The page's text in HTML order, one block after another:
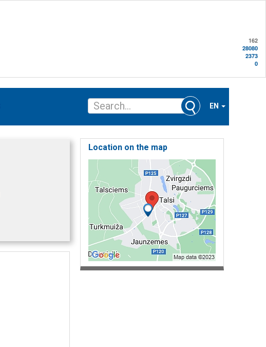
162
28080
2373
0
EN
Location on the map